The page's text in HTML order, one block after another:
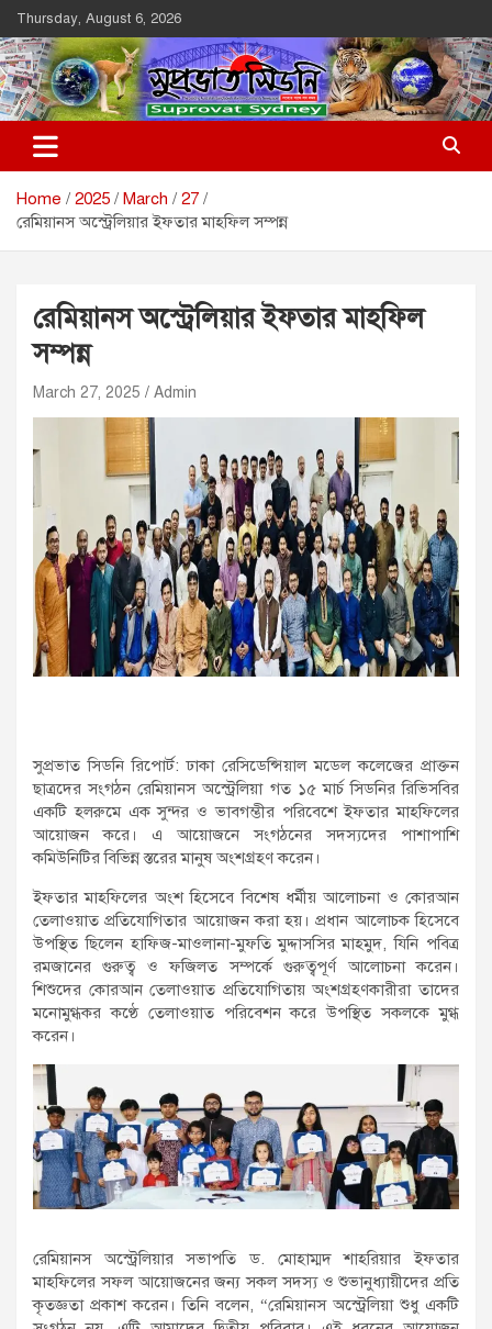
Skip
to
content
Thursday, August 6, 2026
Suprovat Sydney
The Leading Bangladesh Community Newspaper In Australia
Home 2025 March
27
রেমিয়ানস অস্ট্রেলিয়ার ইফতার মাহফিল সম্পন্ন
রেমিয়ানস অস্ট্রেলিয়ার ইফতার মাহফিল
সম্পন্ন
March 27, 2025 Admin
সুপ্রভাত সিডনি রিপোর্ট: ঢাকা রেসিডেন্সিয়াল মডেল কলেজের প্রাক্তন
ছাত্রদের সংগঠন রেমিয়ানস অস্ট্রেলিয়া গত ১৫ মার্চ সিডনির রিভিসবির
একটি হলরুমে এক সুন্দর ও ভাবগম্ভীর পরিবেশে ইফতার মাহফিলের
আয়োজন করে। এ আয়োজনে সংগঠনের সদস্যদের পাশাপাশি
কমিউনিটির বিভিন্ন স্তরের মানুষ অংশগ্রহণ করেন।
ইফতার মাহফিলের অংশ হিসেবে বিশেষ ধর্মীয় আলোচনা ও কোরআন
তেলাওয়াত প্রতিযোগিতার আয়োজন করা হয়। প্রধান আলোচক হিসেবে
উপস্থিত ছিলেন হাফিজ-মাওলানা-মুফতি মুদ্দাসসির মাহমুদ, যিনি পবিত্র
রমজানের গুরুত্ব ও ফজিলত সম্পর্কে গুরুত্বপূর্ণ আলোচনা করেন।
শিশুদের কোরআন তেলাওয়াত প্রতিযোগিতায় অংশগ্রহণকারীরা তাদের
মনোমুগ্ধকর কণ্ঠে তেলাওয়াত পরিবেশন করে উপস্থিত সকলকে মুগ্ধ
করেন।
রেমিয়ানস অস্ট্রেলিয়ার সভাপতি ড. মোহাম্মদ শাহরিয়ার ইফতার
মাহফিলের সফল আয়োজনের জন্য সকল সদস্য ও শুভানুধ্যায়ীদের প্রতি
কৃতজ্ঞতা প্রকাশ করেন। তিনি বলেন, “রেমিয়ানস অস্ট্রেলিয়া শুধু একটি